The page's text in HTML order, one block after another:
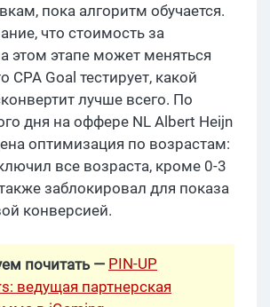
пока алгоритм обучается.
что стоимость за
этом этапе может меняться
CPA Goal тестирует, какой
лучше всего. По
дня на оффере NL Albert Heijn
оптимизация по возрастам:
все возраста, кроме 0-3
заблокировал для показа
конверсией.
почитать — PIN-UP
ведущая партнерская